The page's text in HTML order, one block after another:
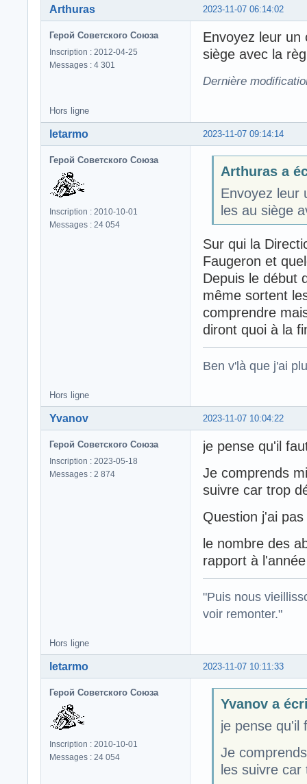
2023-11-07 06:14:02
Arthuras
Герой Советского Союза
Inscription : 2012-04-25
Messages : 4 301
Envoyez leur un
siège avec la
Dernière
Hors ligne
2023-11-07 09:14:14
letarmo
Герой Советского Союза
Inscription : 2010-10-01
Messages : 24 054
Arthuras a
Envoyez leur
les au siège
Sur qui la
Faugeron et
Depuis le début
même sortent
comprendre
diront quoi à la
Ben v'là que j'ai
Hors ligne
2023-11-07 10:04:22
Yvanov
Герой Советского Союза
Inscription : 2023-05-18
Messages : 2 874
je pense qu'il
Je comprends
suivre car trop
Question j'ai pas
le nombre des
rapport à
"Puis nous
voir remonter."
Hors ligne
2023-11-07 10:11:33
letarmo
Герой Советского Союза
Inscription : 2010-10-01
Messages : 24 054
Yvanov a
je pense qu'il
Je
les suivre